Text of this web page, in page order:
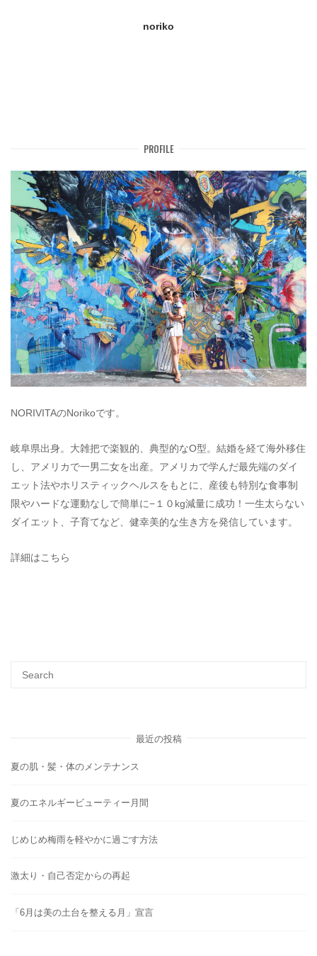
noriko
PROFILE
NORIVITAのNorikoです。
岐阜県出身。大雑把で楽観的、典型的なO型。結婚を経て海外移住
し、アメリカで一男二女を出産。アメリカで学んだ最先端のダイ
エット法やホリスティックヘルスをもとに、産後も特別な食事制
限やハードな運動なしで簡単に−１０kg減量に成功！一生太らない
ダイエット、子育てなど、健幸美的な生き方を発信しています。
詳細はこちら
最近の投稿
夏の肌・髪・体のメンテナンス
夏のエネルギービューティー月間
じめじめ梅雨を軽やかに過ごす方法
激太り・自己否定からの再起
「6月は美の土台を整える月」宣言